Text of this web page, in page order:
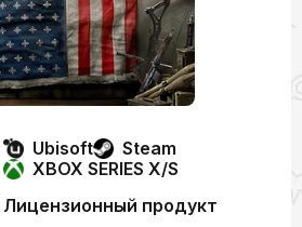
Ubisoft
Steam
XBOX SERIES X/S
Лицензионный продукт